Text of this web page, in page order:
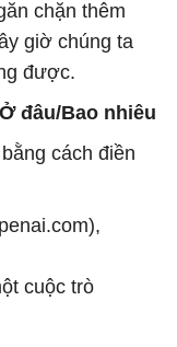
chặn thêm
giờ chúng ta
được.
đâu/Bao nhiêu
cách điền
cuộc trò